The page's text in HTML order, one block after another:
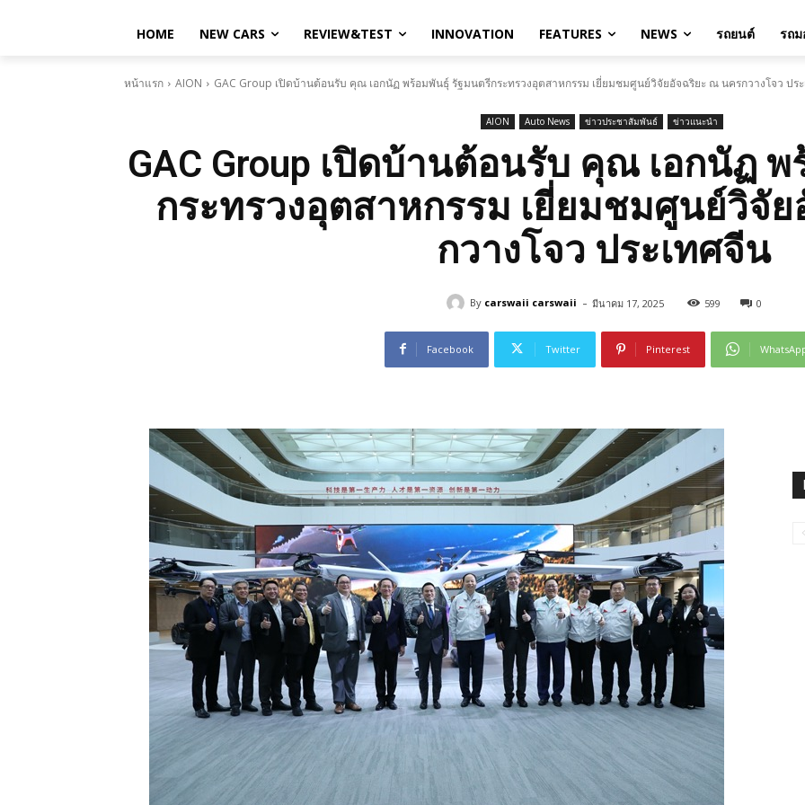
HOME NEW CARS REVIEW&TEST INNOVATION FEATURES NEWS รถยนต์ รถม
หน้าแรก AION GAC Group เปิดบ้านต้อนรับ คุณ เอกนัฏ พร้อมพันธุ์ รัฐมนตรีกระทรวงอุตสาหกรรม เยี่ยมชมศูนย์วิจัยอัจฉริยะ ณ นครกวางโจว ปร
AION Auto News ข่าวประชาสัมพันธ์ ข่าวแนะนำ
GAC Group เปิดบ้านต้อนรับ คุณ เอกนัฏ
กระทรวงอุตสาหกรรม เยี่ยมชมศูนย์วิจั
กวางโจว ประเทศจีน
By carswaii carswaii - มีนาคม 17, 2025 599 0
Facebook Twitter Pinterest